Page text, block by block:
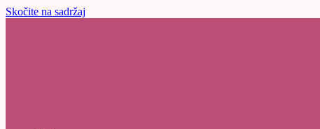
Skočite na sadržaj